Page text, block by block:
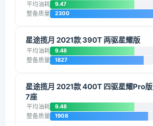
平均油耗 9.47
整备质量 2300
星途揽月 2021款 390T 两驱星耀版
平均油耗 9.48
整备质量 1827
星途揽月 2021款 400T 四驱星耀Pro版
7座
平均油耗 9.48
整备质量 1908